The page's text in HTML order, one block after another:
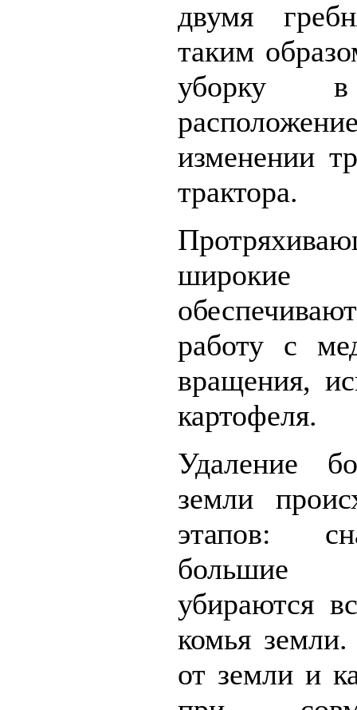
двумя
таким
уборку
изменении
трактора.
широкие
работу с
вращения,
картофеля.
Удаление
земли
этапов:
большие
убираются
комья
от земли и